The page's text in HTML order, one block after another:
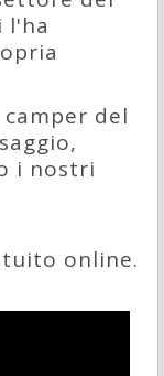
l'ha
del
i nostri
online.